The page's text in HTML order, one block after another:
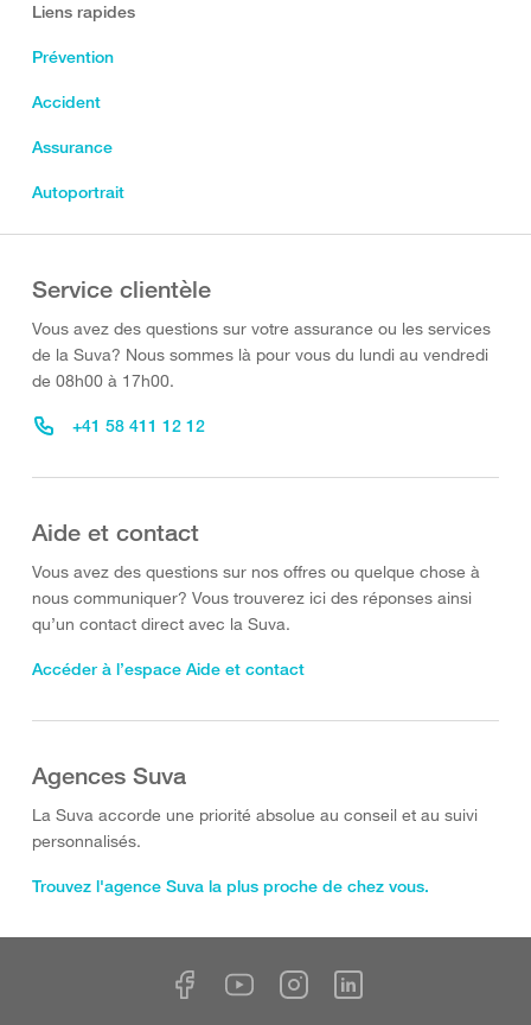
Liens rapides
Prévention
Accident
Assurance
Autoportrait
Service clientèle
Vous avez des questions sur votre assurance ou les services
de la Suva? Nous sommes là pour vous du lundi au vendredi
de 08h00 à 17h00.
+41 58 411 12 12
Aide et contact
Vous avez des questions sur nos offres ou quelque chose à
nous communiquer? Vous trouverez ici des réponses ainsi
qu’un contact direct avec la Suva.
Accéder à l’espace Aide et contact
Agences Suva
La Suva accorde une priorité absolue au conseil et au suivi
personnalisés.
Trouvez l'agence Suva la plus proche de chez vous.